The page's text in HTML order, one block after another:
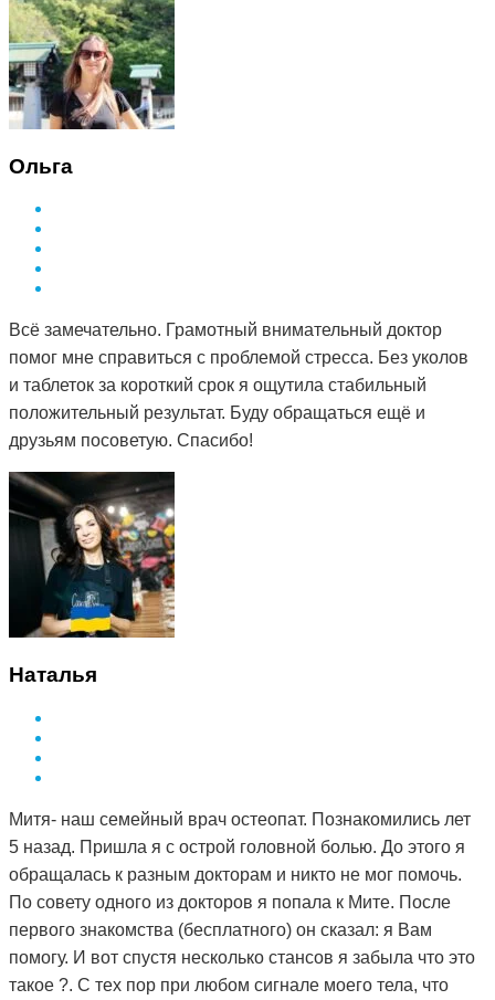
Ольга
Всё замечательно. Грамотный внимательный доктор
помог мне справиться с проблемой стресса. Без уколов
и таблеток за короткий срок я ощутила стабильный
положительный результат. Буду обращаться ещё и
друзьям посоветую. Спасибо!
Наталья
Митя- наш семейный врач остеопат. Познакомились лет
5 назад. Пришла я с острой головной болью. До этого я
обращалась к разным докторам и никто не мог помочь.
По совету одного из докторов я попала к Мите. После
первого знакомства (бесплатного) он сказал: я Вам
помогу. И вот спустя несколько стансов я забыла что это
такое ?. С тех пор при любом сигнале моего тела, что